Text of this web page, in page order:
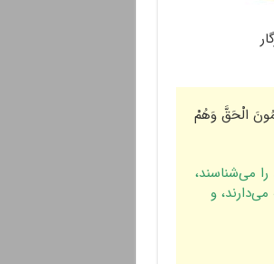
الْحَقَّ وَهُمْ
مى‌شناسند،
و